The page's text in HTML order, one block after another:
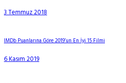
3 Temmuz 2018
IMDb Puanlarına Göre 2019’un En İyi 15 Filmi
6 Kasım 2019